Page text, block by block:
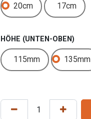
20cm 17cm
HÖHE (UNTEN-OBEN)
115mm 135mm